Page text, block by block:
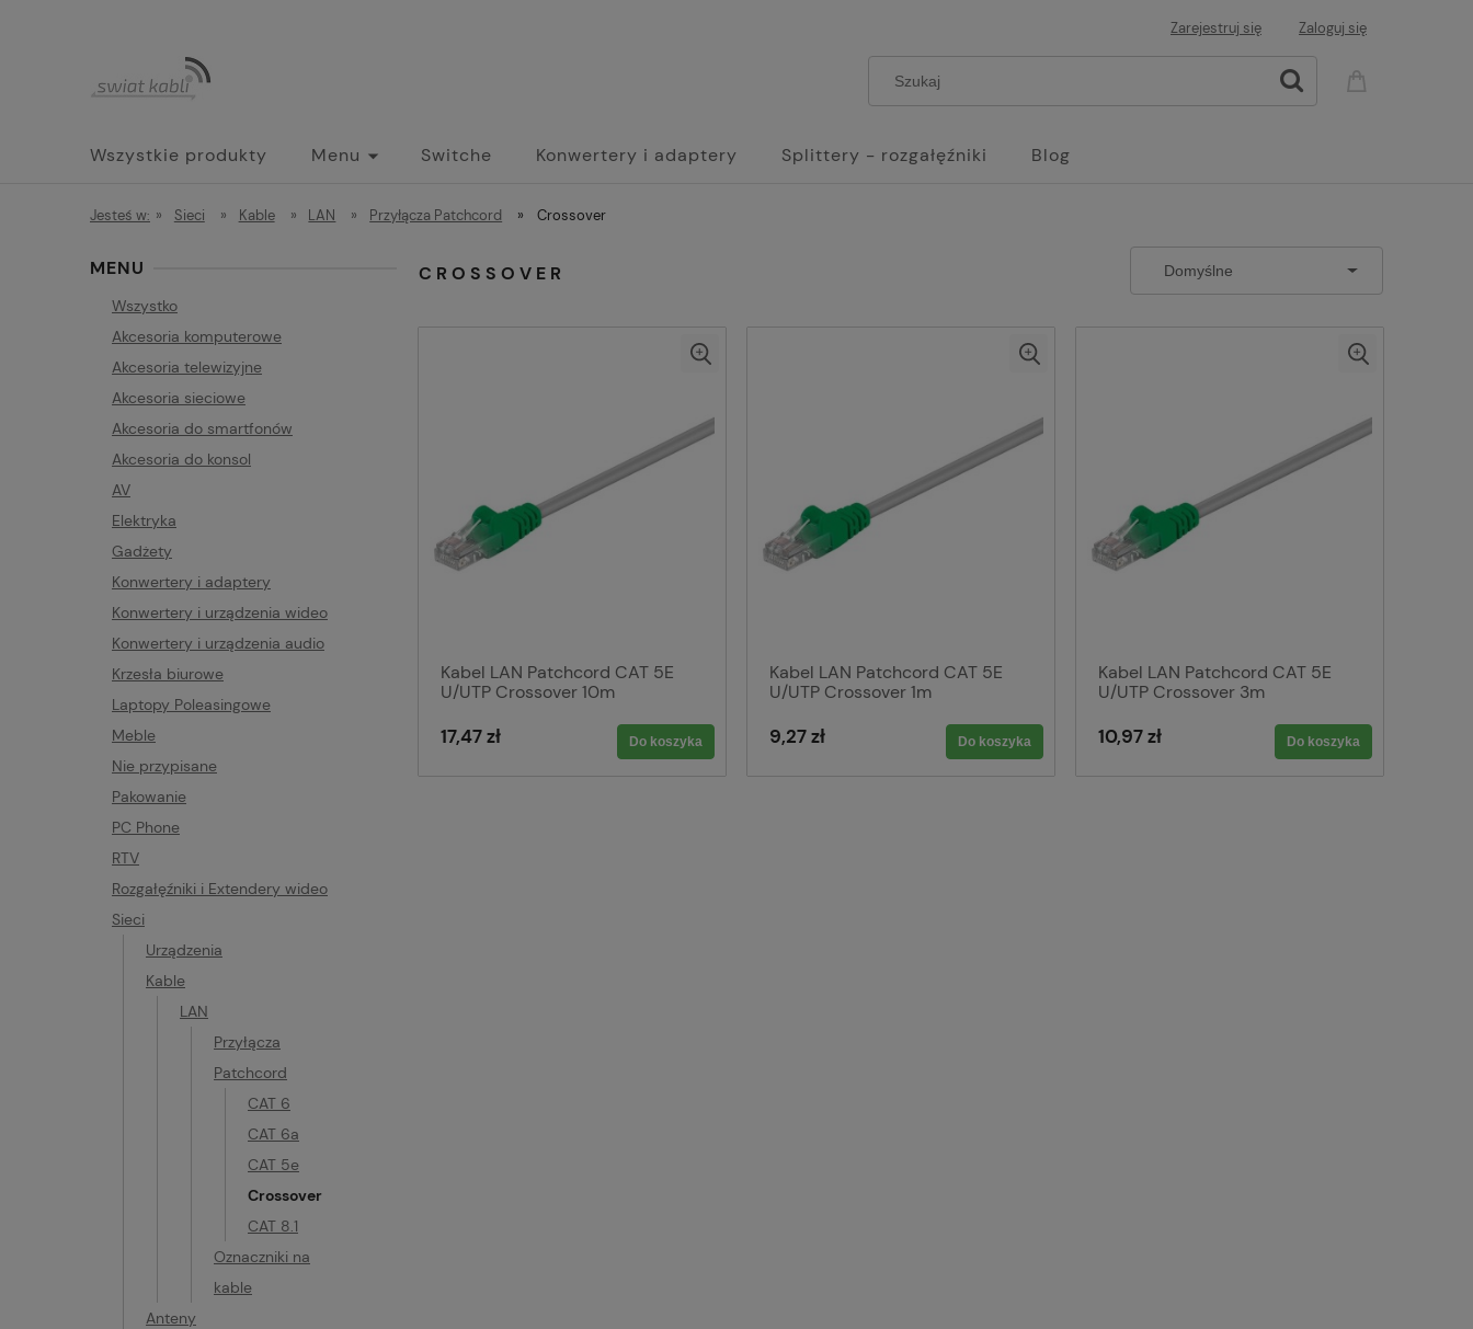
Zarejestruj się Zaloguj się
Wszystkie produkty Menu Switche Konwertery i adaptery Splittery - rozgałęźniki Blog
Jesteś w: » Sieci » Kable » LAN » Przyłącza Patchcord » Crossover
MENU
Wszystko
Akcesoria komputerowe
Akcesoria telewizyjne
Akcesoria sieciowe
Akcesoria do smartfonów
Akcesoria do konsol
AV
Elektryka
Gadżety
Konwertery i adaptery
Konwertery i urządzenia wideo
Konwertery i urządzenia audio
Krzesła biurowe
Laptopy Poleasingowe
Meble
Nie przypisane
Pakowanie
PC Phone
RTV
Rozgałęźniki i Extendery wideo
Sieci
Urządzenia
Kable
LAN
Przyłącza
Patchcord
CAT 6
CAT 6a
CAT 5e
Crossover
CAT 8.1
Oznaczniki na
kable
Anteny
CROSSOVER
Kabel LAN Patchcord CAT 5E
U/UTP Crossover 10m
17,47 zł Do koszyka
Kabel LAN Patchcord CAT 5E
U/UTP Crossover 1m
9,27 zł Do koszyka
Kabel LAN Patchcord CAT 5E
U/UTP Crossover 3m
10,97 zł Do koszyka